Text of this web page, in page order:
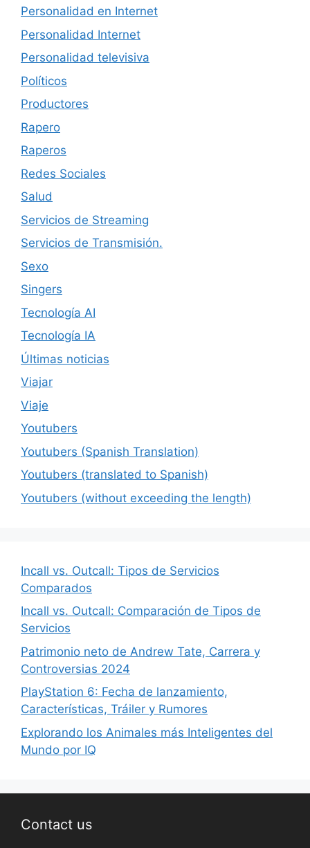
Personalidad en Internet
Personalidad Internet
Personalidad televisiva
Políticos
Productores
Rapero
Raperos
Redes Sociales
Salud
Servicios de Streaming
Servicios de Transmisión.
Sexo
Singers
Tecnología AI
Tecnología IA
Últimas noticias
Viajar
Viaje
Youtubers
Youtubers (Spanish Translation)
Youtubers (translated to Spanish)
Youtubers (without exceeding the length)
Incall vs. Outcall: Tipos de Servicios
Comparados
Incall vs. Outcall: Comparación de Tipos de
Servicios
Patrimonio neto de Andrew Tate, Carrera y
Controversias 2024
PlayStation 6: Fecha de lanzamiento,
Características, Tráiler y Rumores
Explorando los Animales más Inteligentes del
Mundo por IQ
Contact us